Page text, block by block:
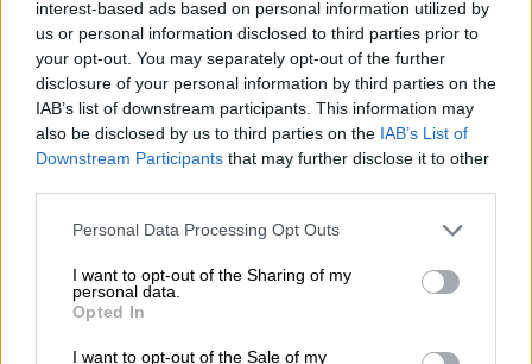
interest-based ads based on personal information utilized by
us or personal information disclosed to third parties prior to
your opt-out. You may separately opt-out of the further
disclosure of your personal information by third parties on the
IAB’s list of downstream participants. This information may
also be disclosed by us to third parties on the IAB’s List of
Downstream Participants that may further disclose it to other
Please note that this website/app uses one or more Google
not limited to your visit or usage behaviour. You may click to
grant or deny consent to Google and its third-party tags to
use your data for below specified purposes in below Google
consent section.
Personal Data Processing Opt Outs
I want to opt-out of the Sharing of my
personal data.
Opted In
I want to opt-out of the Sale of my
Lifestyle|14.12.2018 14:01
Η Μαριάννα Τουμασάτου στο «Τv Έθνος»
της Κυριακής: «Δεν θα παρουσίαζα
εκπομπή»
Μαριάννα Τουμασάτου, Ματίνα Νικολάου και
η αποκάλυψη της Βίκυς Καγιά για τον τελικό
του GNTM
ΑΛΛΑ #TAGS
ΑΝΤ1